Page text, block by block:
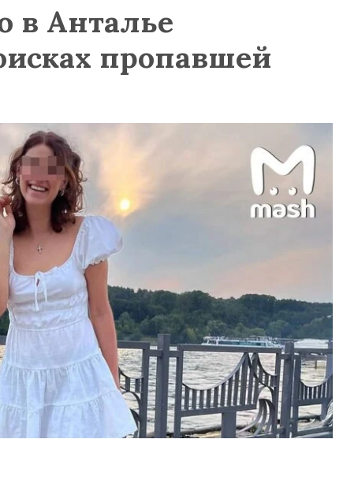
в Анталье
пропавшей